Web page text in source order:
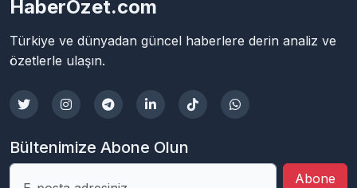
HaberÖzet.com
Türkiye ve dünyadan güncel haberlere derin analiz ve
özetlerle ulaşın.
Bültenimize Abone Olun
Abone